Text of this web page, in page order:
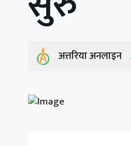
अत्तरिया अनलाइन